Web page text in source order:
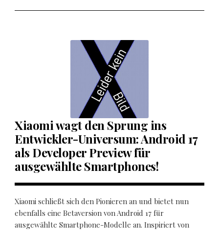
Xiaomi wagt den Sprung ins
Entwickler-Universum: Android 17
als Developer Preview für
ausgewählte Smartphones!
Xiaomi schließt sich den Pionieren an und bietet nun
ebenfalls eine Betaversion von Android 17 für
ausgewählte Smartphone-Modelle an. Inspiriert von